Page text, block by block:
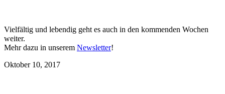
Vielfältig und lebendig geht es auch in den kommenden Wochen
weiter.
Mehr dazu in unserem Newsletter!
Oktober 10, 2017